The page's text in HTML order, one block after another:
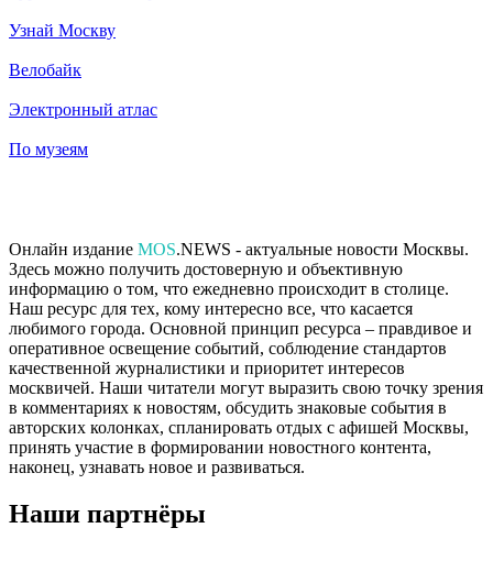
Узнай Москву
Велобайк
Электронный атлас
По музеям
Онлайн издание MOS.NEWS - актуальные новости Москвы.
Здесь можно получить достоверную и объективную
информацию о том, что ежедневно происходит в столице.
Наш ресурс для тех, кому интересно все, что касается
любимого города. Основной принцип ресурса – правдивое и
оперативное освещение событий, соблюдение стандартов
качественной журналистики и приоритет интересов
москвичей. Наши читатели могут выразить свою точку зрения
в комментариях к новостям, обсудить знаковые события в
авторских колонках, спланировать отдых с афишей Москвы,
принять участие в формировании новостного контента,
наконец, узнавать новое и развиваться.
Наши партнёры